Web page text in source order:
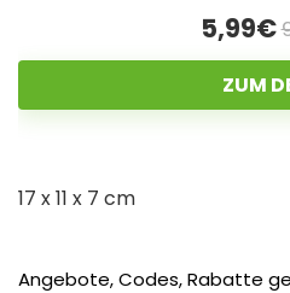
5,99€
ZUM
17 x 11 x 7 cm
Angebote, Codes, Rabatte